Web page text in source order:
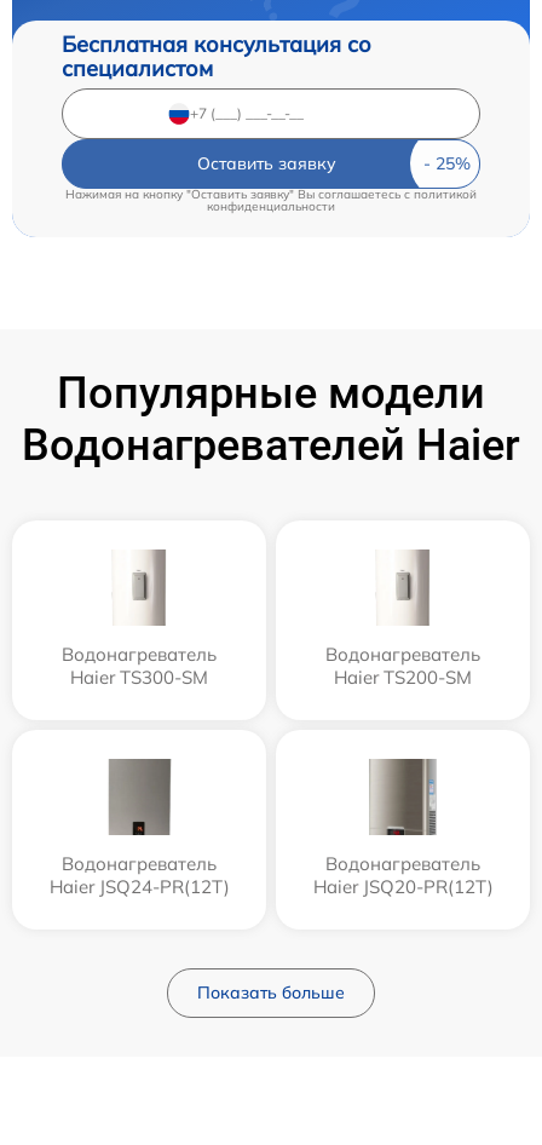
Бесплатная консультация со
специалистом
Оставить заявку
Нажимая на кнопку "Оставить заявку" Вы соглашаетесь cполитикой
конфиденциальности
Популярные модели
Водонагревателей Haier
Водонагреватель
Haier TS300-SM
Водонагреватель
Haier TS200-SM
Водонагреватель
Haier JSQ24-PR(12T)
Водонагреватель
Haier JSQ20-PR(12T)
Показать больше